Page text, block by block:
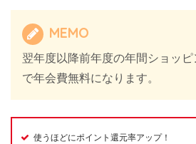
MEMO
翌年度以降前年度の年間ショッ
で年会費無料になります。
使うほどにポイント還元率アップ！